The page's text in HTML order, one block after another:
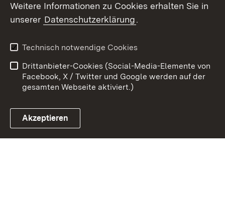
Link zum Landesportal
Kontakt
Datenschutz
Barrierefreiheit
Impressum Cookies
Weitere Informationen zu Cookies erhalten Sie in
unserer Datenschutzerklärung.
Technisch notwendige Cookies
Drittanbieter-Cookies (Social-Media-Elemente von
Facebook, X / Twitter und Google werden auf der
gesamten Webseite aktiviert.)
Akzeptieren